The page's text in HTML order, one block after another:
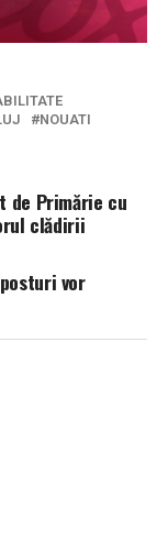
NOUATI
de Primărie cu
clădirii
vor